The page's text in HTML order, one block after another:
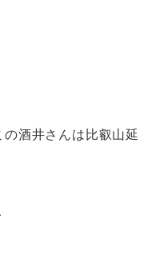
酒井さんは比叡山延